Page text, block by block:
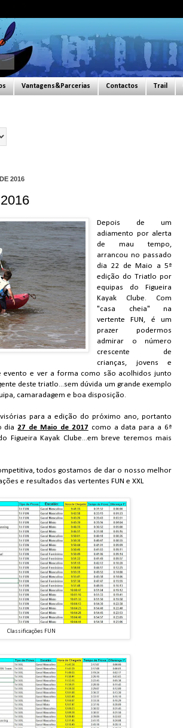
Vantagens&Parcerias Contactos Trail
2016
Depois de um
adiamento por alerta
de mau tempo,
arrancou no passado
dia 22 de Maio a 5ª
edição do Triatlo por
equipas do Figueira
Kayak Clube. Com
"casa cheia" na
vertente FUN, é um
prazer podermos
admirar o número
crescente de
crianças, jovens e
evento e ver a forma como são acolhidos junto
deste triatlo...sem dúvida um grande exemplo
camaradagem e boa disposição.
para a edição do próximo ano, portanto
dia27 de Maio de 2017 como a data para a 6ª
Figueira Kayak Clube...em breve teremos mais
todos gostamos de dar o nosso melhor
e resultados das vertentes FUN e XXL
Classificações FUN